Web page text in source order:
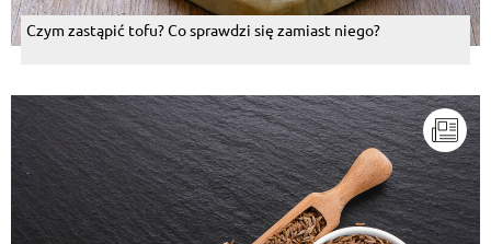
Czym zastąpić tofu? Co sprawdzi się zamiast niego?